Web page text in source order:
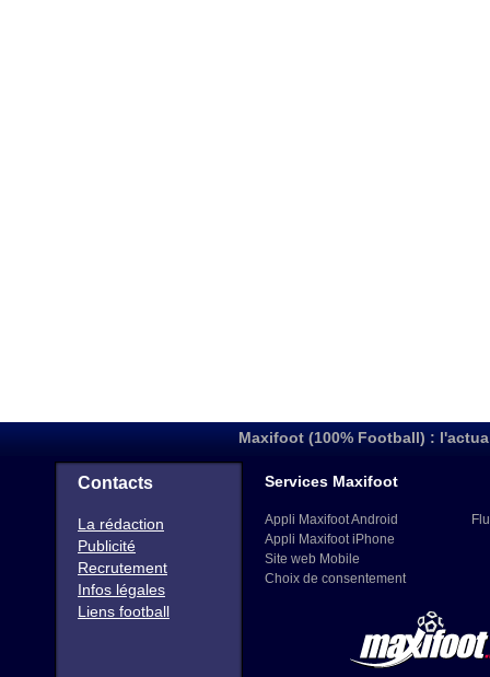
Maxifoot (100% Football) :
Contacts
La rédaction
Publicité
Recrutement
Infos légales
Liens football
Services Maxifoot
Appli Maxifoot Android
Appli Maxifoot iPhone
Site web Mobile
Choix de consentement